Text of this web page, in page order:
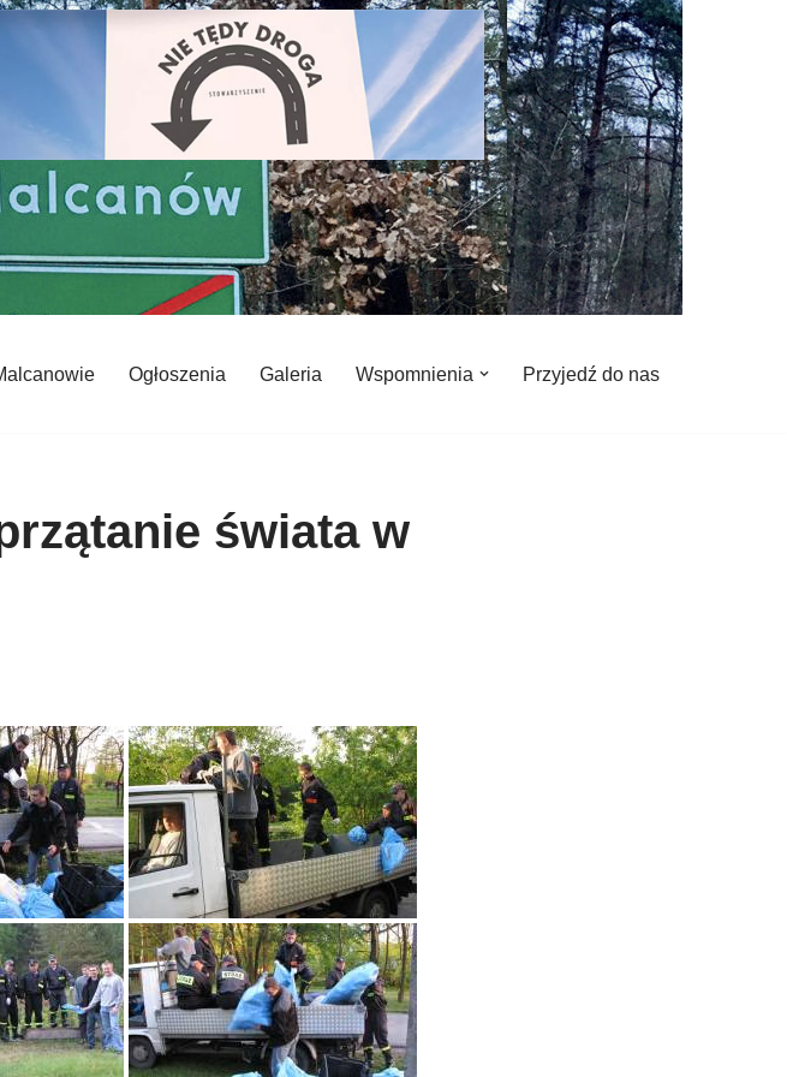
Ogłoszenia Galeria Wspomnienia Przyjedź do nas
świata w